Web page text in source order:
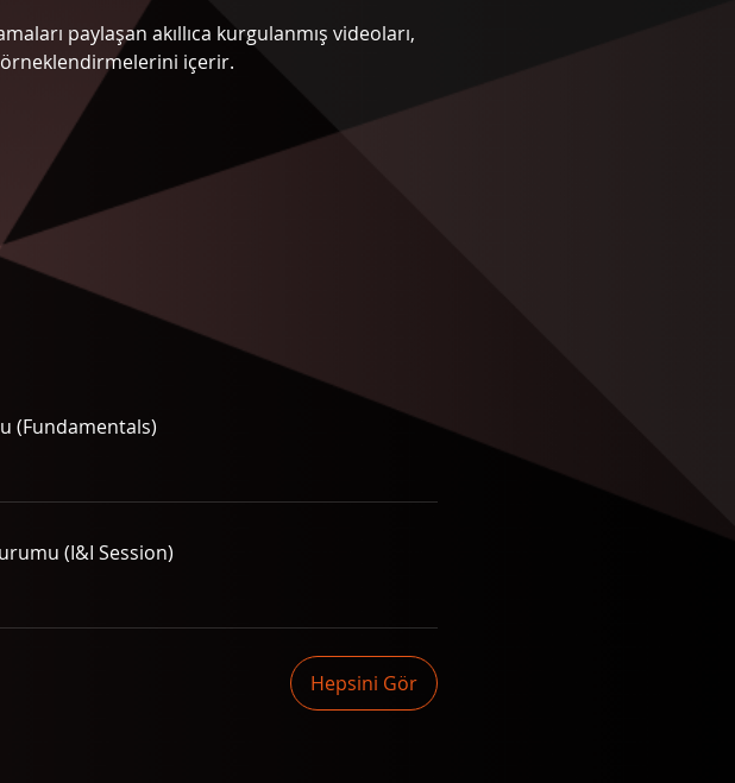
paylaşan akıllıca kurgulanmış videoları,
örneklendirmelerini içerir.
(Fundamentals)
(I&I Session)
Hepsini Gör